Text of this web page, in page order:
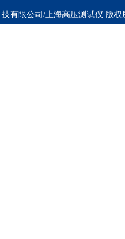
有限公司/上海高压测试仪 版权